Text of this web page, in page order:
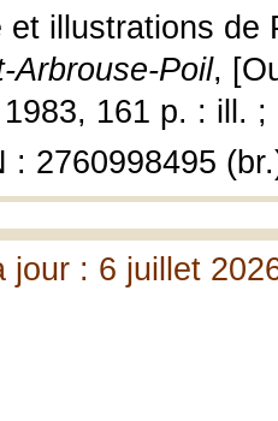
et illustrations de
Arbrouse-Poil,
161 p. : ill. ;
: 2760998495
jour : 6 juillet